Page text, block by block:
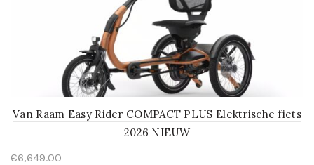
Van Raam Easy Rider COMPACT PLUS Elektrische fiets
2026 NIEUW
€6,649.00